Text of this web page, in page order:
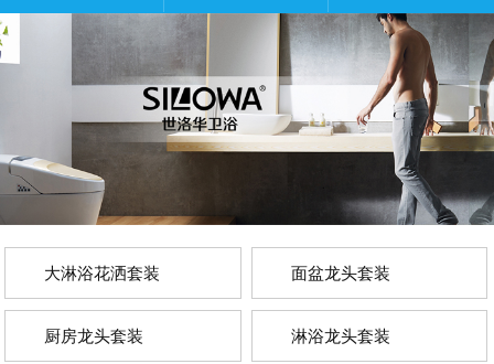
大淋浴花洒套装 面盆龙头套装
厨房龙头套装 淋浴龙头套装